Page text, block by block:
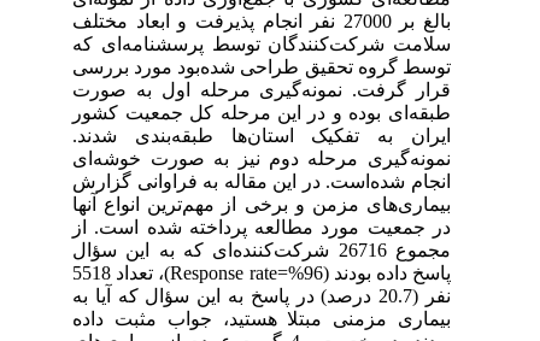
بالغ بر 27000 نفر انجام پذیرفت و ابعاد مختلف
سلامت شرکت‌کنندگان توسط پرسشنامه‌ای که
توسط گروه تحقیق طراحی شده‌بود مورد بررسی
قرار گرفت. نمونه‌گیری مرحله اول به صورت
طبقه‌ای بوده و در این مرحله کل جمعیت کشور
ایران به تفکیک استان‌ها طبقه‌بندی شدند.
نمونه‌گیری مرحله دوم نیز به صورت خوشه‌ای
انجام شده‌است. در این مقاله به فراوانی گزارش
بیماری‌های مزمن و برخی از مهم‌ترین انواع آنها
در جمعیت مورد مطالعه پرداخته شده است. از
مجموع 26716 شرکت‌کننده‌ای که به این سؤال
پاسخ داده بودند (96%=Response rate)، تعداد 5518
نفر (20.7 درصد) در پاسخ به این سؤال که آیا به
بیماری مزمنی مبتلا هستید، جواب مثبت داده